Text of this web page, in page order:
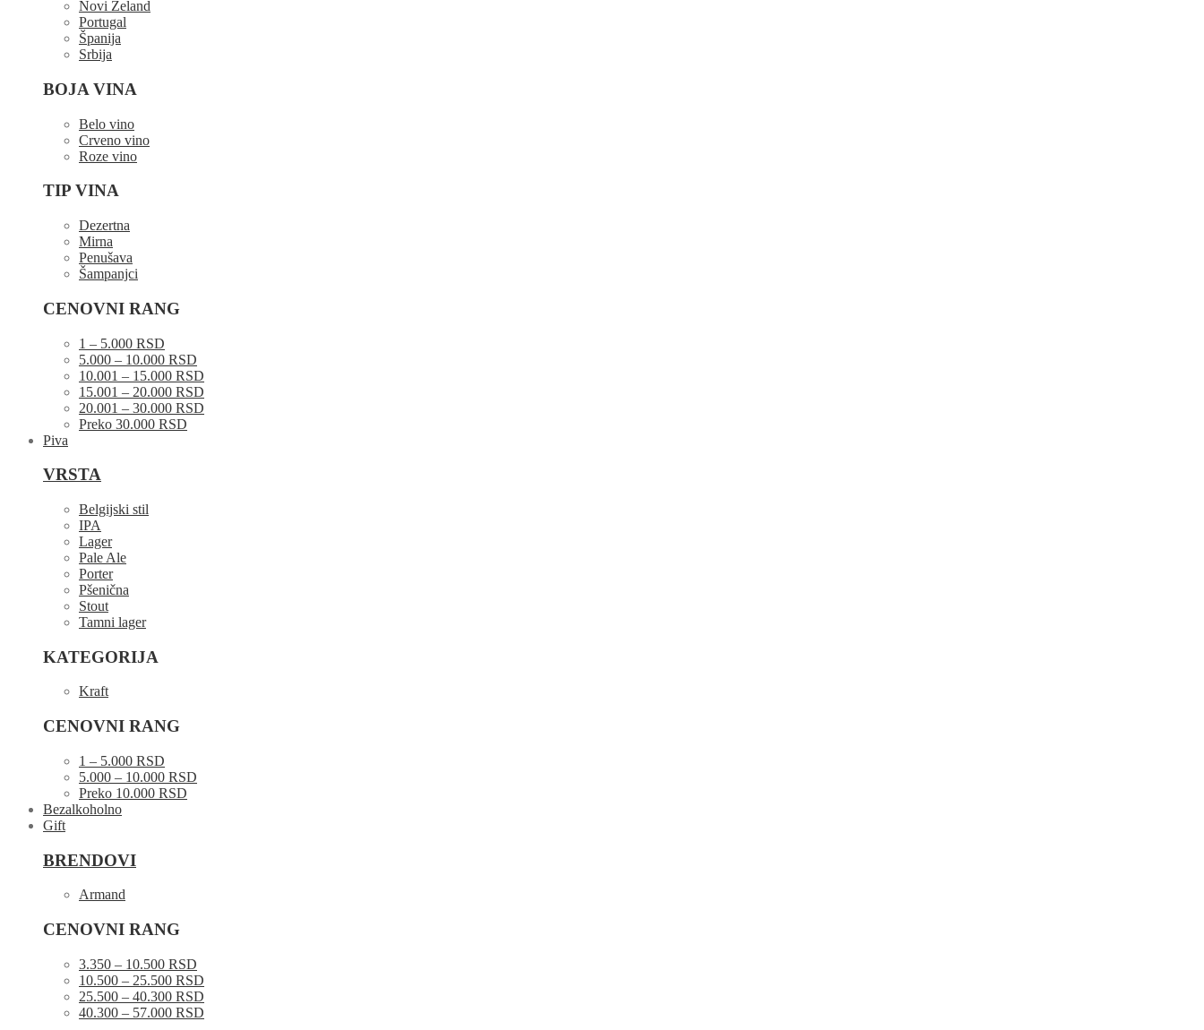
Novi Zeland
Portugal
Španija
Srbija
BOJA VINA
Belo vino
Crveno vino
Roze vino
TIP VINA
Dezertna
Mirna
Penušava
Šampanjci
CENOVNI RANG
1 – 5.000 RSD
5.000 – 10.000 RSD
10.001 – 15.000 RSD
15.001 – 20.000 RSD
20.001 – 30.000 RSD
Preko 30.000 RSD
Piva
VRSTA
Belgijski stil
IPA
Lager
Pale Ale
Porter
Pšenična
Stout
Tamni lager
KATEGORIJA
Kraft
CENOVNI RANG
1 – 5.000 RSD
5.000 – 10.000 RSD
Preko 10.000 RSD
Bezalkoholno
Gift
BRENDOVI
Armand
CENOVNI RANG
3.350 – 10.500 RSD
10.500 – 25.500 RSD
25.500 – 40.300 RSD
40.300 – 57.000 RSD